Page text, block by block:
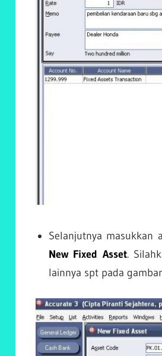
Selanjutnya
New Fixed Asset.
lainnya spt pada